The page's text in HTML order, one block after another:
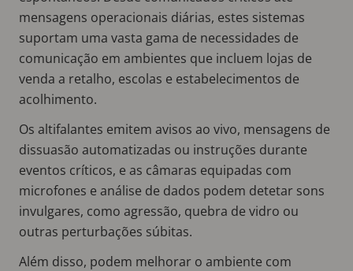
mensagens operacionais diárias, estes sistemas
suportam uma vasta gama de necessidades de
comunicação em ambientes que incluem lojas de
venda a retalho, escolas e estabelecimentos de
acolhimento.
Os altifalantes emitem avisos ao vivo, mensagens de
dissuasão automatizadas ou instruções durante
eventos críticos, e as câmaras equipadas com
microfones e análise de dados podem detetar sons
invulgares, como agressão, quebra de vidro ou
outras perturbações súbitas.
Além disso, podem melhorar o ambiente com